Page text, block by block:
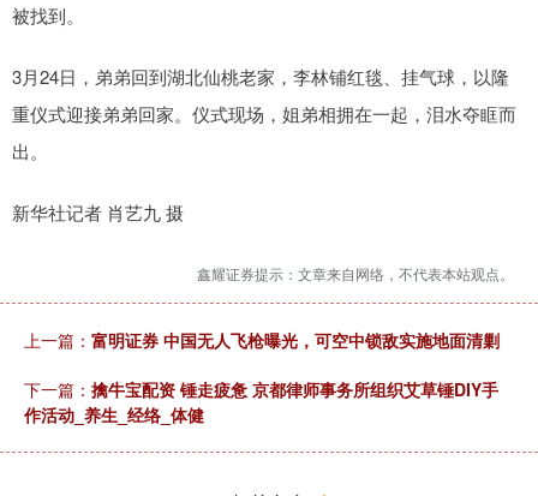
被找到。
3月24日，弟弟回到湖北仙桃老家，李林铺红毯、挂气球，以隆
重仪式迎接弟弟回家。仪式现场，姐弟相拥在一起，泪水夺眶而
出。
新华社记者 肖艺九 摄
鑫耀证券提示：文章来自网络，不代表本站观点。
上一篇： 富明证券 中国无人飞枪曝光，可空中锁敌实施地面清剿
下一篇： 擒牛宝配资 锤走疲惫 京都律师事务所组织艾草锤DIY手
作活动_养生_经络_体健